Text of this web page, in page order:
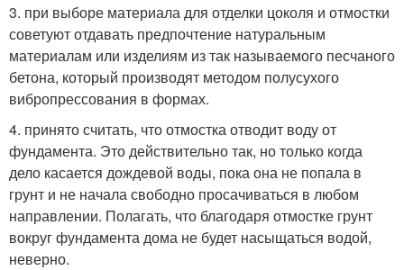
3. при выборе материала для отделки цоколя и отмостки
советуют отдавать предпочтение натуральным
материалам или изделиям из так называемого песчаного
бетона, который производят методом полусухого
вибропрессования в формах.
4. принято считать, что отмостка отводит воду от
фундамента. Это действительно так, но только когда
дело касается дождевой воды, пока она не попала в
грунт и не начала свободно просачиваться в любом
направлении. Полагать, что благодаря отмостке грунт
вокруг фундамента дома не будет насыщаться водой,
неверно.